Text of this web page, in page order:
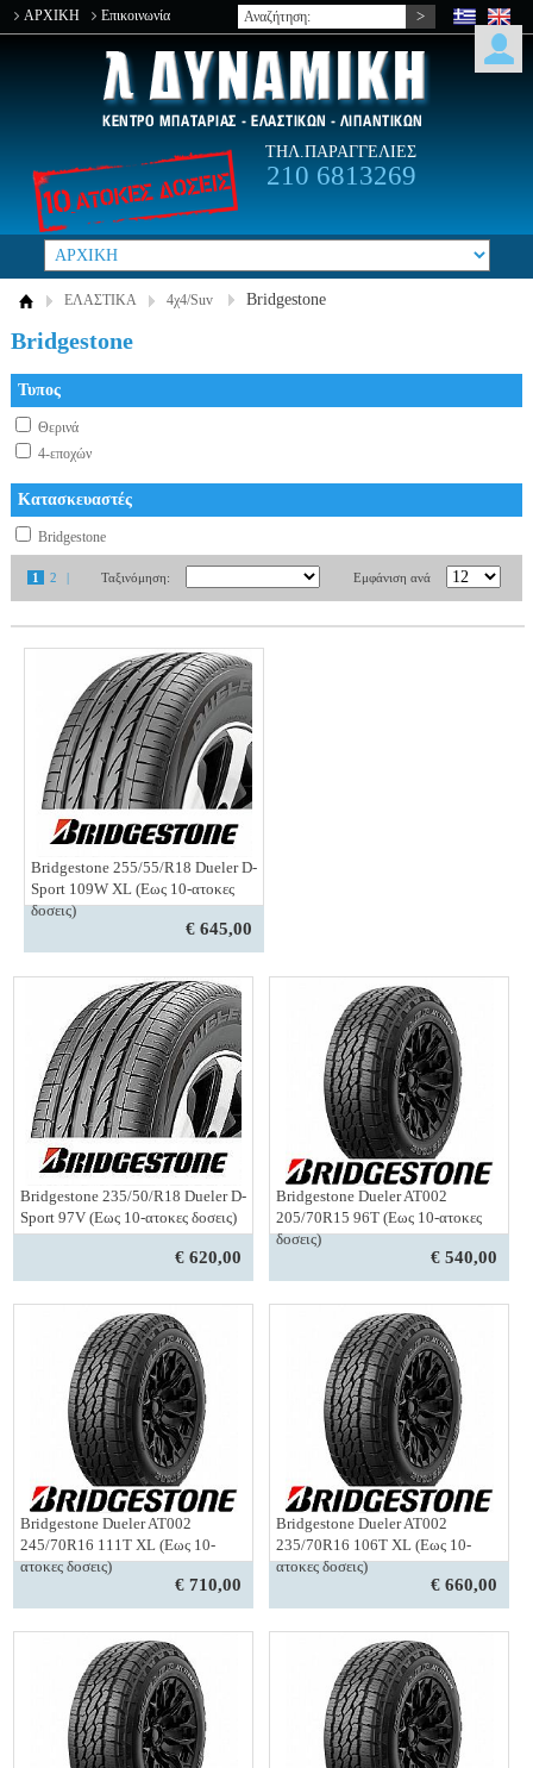
ΑΡΧΙΚΗ Επικοινωνία
ΤΗΛ.ΠΑΡΑΓΓΕΛΙΕΣ
210 6813269
ΕΛΑΣΤΙΚΑ 4χ4/Suv Bridgestone
Bridgestone
Τυπος
Θερινά
4-εποχών
Κατασκευαστές
Bridgestone
1 2 Εμφάνιση ανά
Ταξινόμηση:
Bridgestone 255/55/R18 Dueler D-
Sport 109W XL (Εως 10-ατοκες
δοσεις)
€ 645,00
Bridgestone 235/50/R18 Dueler D-
Sport 97V (Εως 10-ατοκες δοσεις)
€ 620,00
Bridgestone Dueler AT002
205/70R15 96T (Εως 10-ατοκες
δοσεις)
€ 540,00
Bridgestone Dueler AT002
245/70R16 111T XL (Εως 10-
ατοκες δοσεις)
€ 710,00
Bridgestone Dueler AT002
235/70R16 106T XL (Εως 10-
ατοκες δοσεις)
€ 660,00